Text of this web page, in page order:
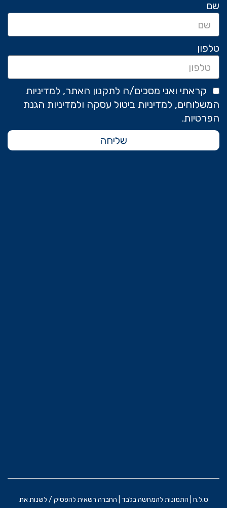
שם
טלפון
קראתי ואני מסכים/ה לתקנון האתר, למדיניות
המשלוחים, למדיניות ביטול עסקה ולמדיניות הגנת
הפרטיות.
שליחה
ט.ל.ח | התמונות להמחשה בלבד | החברה רשאית להפסיק / לשנות את